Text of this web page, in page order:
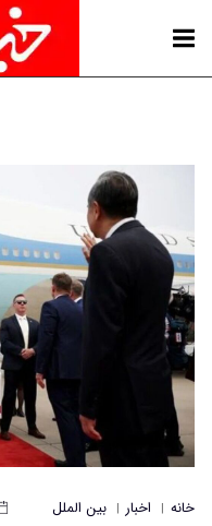
خانه | اخبار | بین الملل